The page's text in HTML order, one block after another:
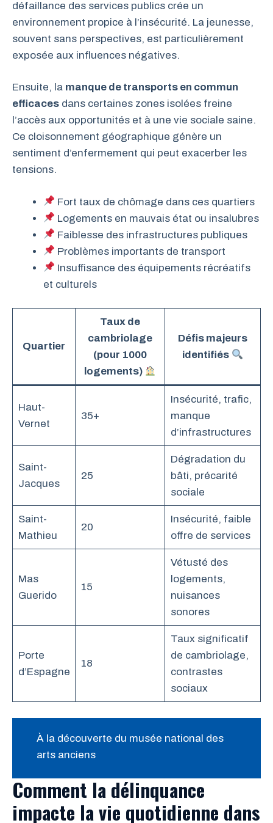
défaillance des services publics crée un
environnement propice à l’insécurité. La jeunesse,
souvent sans perspectives, est particulièrement
exposée aux influences négatives.
Ensuite, la manque de transports en commun
efficaces dans certaines zones isolées freine
l’accès aux opportunités et à une vie sociale saine.
Ce cloisonnement géographique génère un
sentiment d’enfermement qui peut exacerber les
tensions.
Fort taux de chômage dans ces quartiers
Logements en mauvais état ou insalubres
Faiblesse des infrastructures publiques
Problèmes importants de transport
Insuffisance des équipements récréatifs
et culturels
Quartier
Taux de
cambriolage
(pour 1000
logements)
Défis majeurs
identifiés
Haut-
Vernet
35+
Insécurité, trafic,
manque
d’infrastructures
Saint-
Jacques
25
Dégradation du
bâti, précarité
sociale
Saint-
Mathieu
20
Insécurité, faible
offre de services
Mas
Guerido
15
Vétusté des
logements,
nuisances
sonores
Porte
d’Espagne
18
Taux significatif
de cambriolage,
contrastes
sociaux
À la découverte du musée national des
arts anciens
Comment la délinquance
impacte la vie quotidienne dans